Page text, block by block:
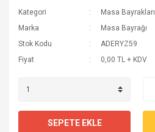
Kategori
Masa Bayrakları
Marka
Masa Bayrağı
Stok Kodu
ADERYZ59
Fiyat
0,00 TL + KDV
SEPETE EKLE